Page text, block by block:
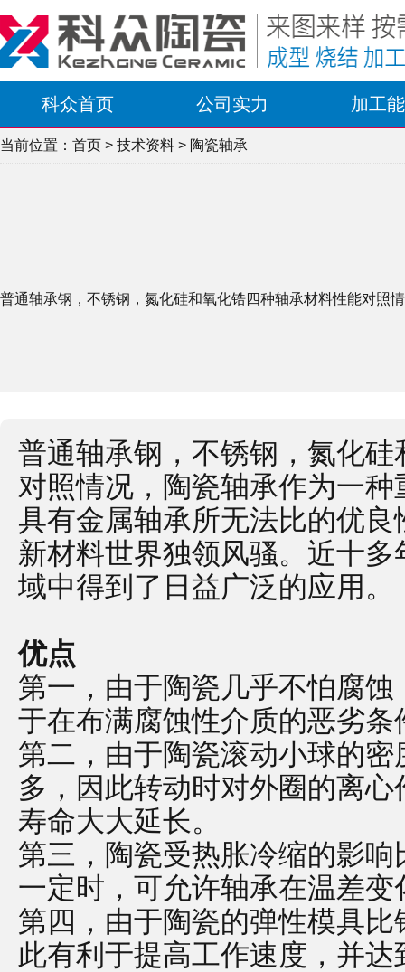
科众首页 公司实力 加工
当前位置： 首页 > 技术资料 > 陶瓷轴承
普通轴承钢，不锈钢，氮化硅和氧化锆四种轴承材料性能对照
普通轴承钢，不锈钢，氮化
对照情况，陶瓷轴承作为一
具有金属轴承所无法比的优
新材料世界独领风骚。近十
域中得到了日益广泛的应用。
优点
第一，由于陶瓷几乎不怕腐
于在布满腐蚀性介质的恶劣条
第二，由于陶瓷滚动小球的
多，因此转动时对外圈的离
寿命大大延长。
第三，陶瓷受热胀冷缩的影
一定时，可允许轴承在温差
第四，由于陶瓷的弹性模具
此有利于提高工作速度，并